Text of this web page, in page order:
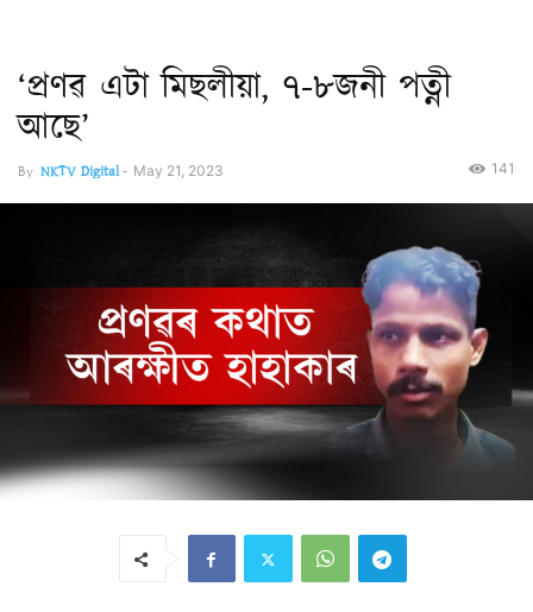
‘প্ৰণৱ এটা মিছলীয়া, ৭-৮জনী পত্নী
আছে’
By NKTV Digital- May 21, 2023 141